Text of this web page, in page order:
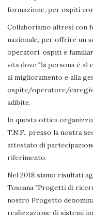
formazione, per ospiti
Collaboriamo altresì con
nazionale, per offrire un
operatori, ospiti e
vita dove "la persona è al
al miglioramento e alla
ospite/operatore/
adibite.
In questa ottica
T.N.F., presso la nostra
attestato di
riferimento.
Nel 2018 siamo risultati
Toscana "Progetti di
nostro Progetto
realizzazione di sistemi